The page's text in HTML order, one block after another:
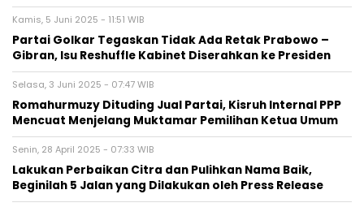
Kamis, 5 Juni 2025 - 11:51 WIB
Partai Golkar Tegaskan Tidak Ada Retak Prabowo –
Gibran, Isu Reshuffle Kabinet Diserahkan ke Presiden
Selasa, 3 Juni 2025 - 07:47 WIB
Romahurmuzy Dituding Jual Partai, Kisruh Internal PPP
Mencuat Menjelang Muktamar Pemilihan Ketua Umum
Senin, 28 April 2025 - 07:33 WIB
Lakukan Perbaikan Citra dan Pulihkan Nama Baik,
Beginilah 5 Jalan yang Dilakukan oleh Press Release